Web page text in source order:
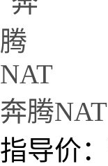
奔腾NAT
指导价：